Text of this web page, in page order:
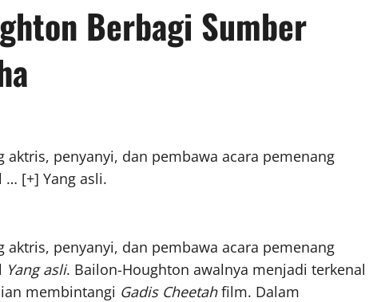
Berbagi Sumber
penyanyi, dan pembawa acara pemenang
… [+] Yang asli.
penyanyi, dan pembawa acara pemenang
Yang asli. Bailon-Houghton awalnya menjadi terkenal
membintangi Gadis Cheetahfilm. Dalam